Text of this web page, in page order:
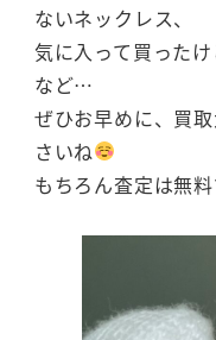
ないネックレス、
気に入って買った
など…
ぜひお早めに、買
さいね
もちろん査定は無